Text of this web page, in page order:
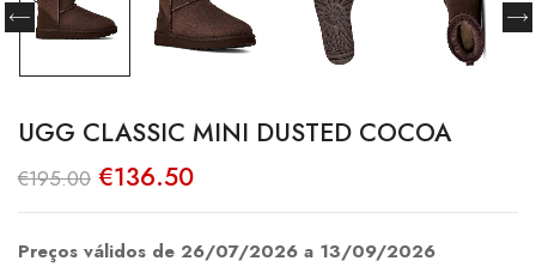
UGG CLASSIC MINI DUSTED COCOA
€195.00 O
preço
original
€195.00.
€136.50O
atual
€136.50.
Preços válidos de 26/07/2026 a 13/09/2026